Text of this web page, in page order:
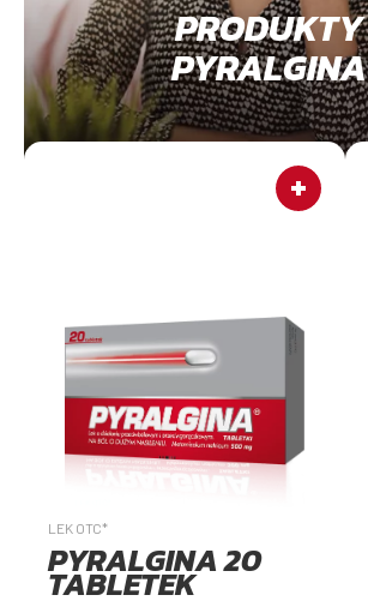
PRODUKTY
PYRALGINA
LEK OTC*
PYRALGINA 20
TABLETEK